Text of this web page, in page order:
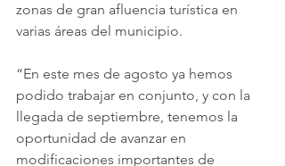
zonas de gran afluencia turística en
varias áreas del municipio.
“En este mes de agosto ya hemos
podido trabajar en conjunto, y con la
llegada de septiembre, tenemos la
oportunidad de avanzar en
modificaciones importantes de